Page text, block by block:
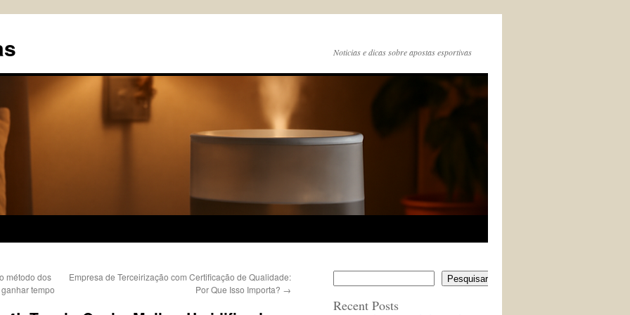
Noticias e dicas sobre apostas esportivas
método dos
tempo
Empresa de Terceirização com Certificação de Qualidade:
Por Que Isso Importa? →
Pesquisar
Recent Posts